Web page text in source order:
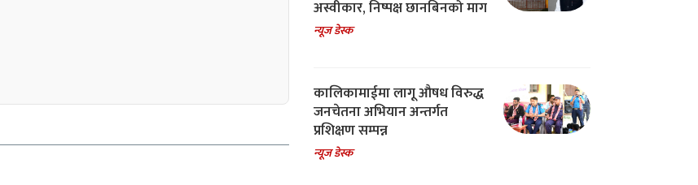
अस्वीकार, निष्पक्ष छानबिनको माग
न्यूज डेस्क
कालिकामाईमा लागू औषध विरुद्ध
जनचेतना अभियान अन्तर्गत
प्रशिक्षण सम्पन्न
न्यूज डेस्क